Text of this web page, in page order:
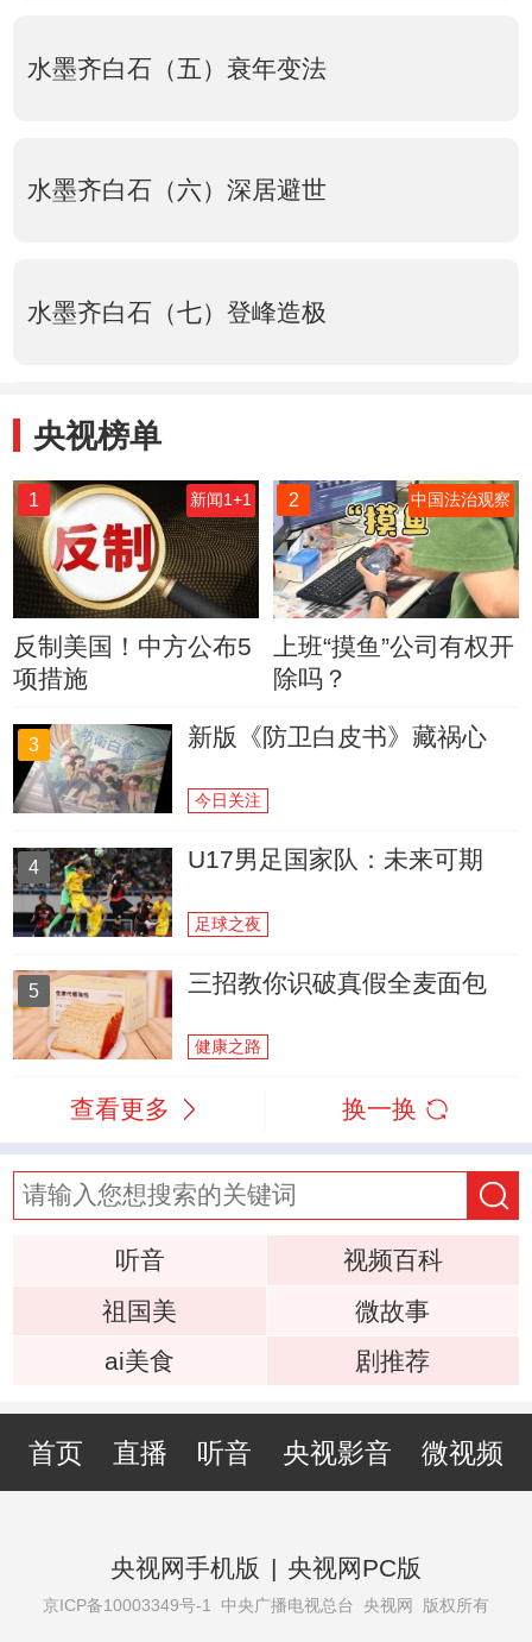
水墨齐白石（五）衰年变法
水墨齐白石（六）深居避世
水墨齐白石（七）登峰造极
央视榜单
1 新闻1+1
反制美国！中方公布5
项措施
2 中国法治观察
上班“摸鱼”公司有权开
除吗？
3 新版《防卫白皮书》藏祸心
今日关注
4 U17男足国家队：未来可期
足球之夜
5 三招教你识破真假全麦面包
健康之路
查看更多 换一换
听音
视频百科
祖国美
微故事
ai美食
剧推荐
首页 直播 听音 央视影音 微视频
央视网手机版 | 央视网PC版
京ICP备10003349号-1 中央广播电视总台 央视网 版权所有